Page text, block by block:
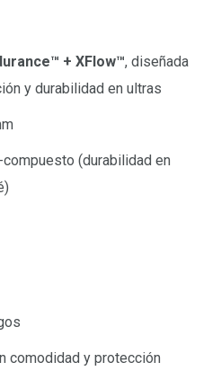
+ XFlow™, diseñada
y durabilidad en ultras
compuesto (durabilidad en
comodidad y protección